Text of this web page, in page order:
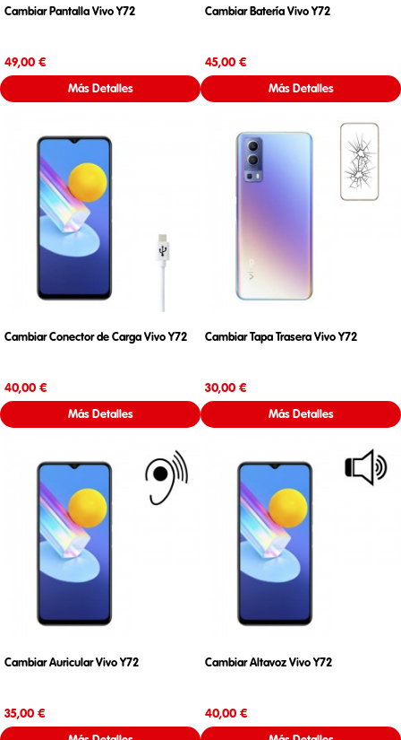
Cambiar Pantalla Vivo Y72
49,00 €
Más Detalles
Cambiar Batería Vivo Y72
45,00 €
Más Detalles
Cambiar Conector de Carga Vivo Y72
40,00 €
Más Detalles
Cambiar Tapa Trasera Vivo Y72
30,00 €
Más Detalles
Cambiar Auricular Vivo Y72
35,00 €
Cambiar Altavoz Vivo Y72
40,00 €